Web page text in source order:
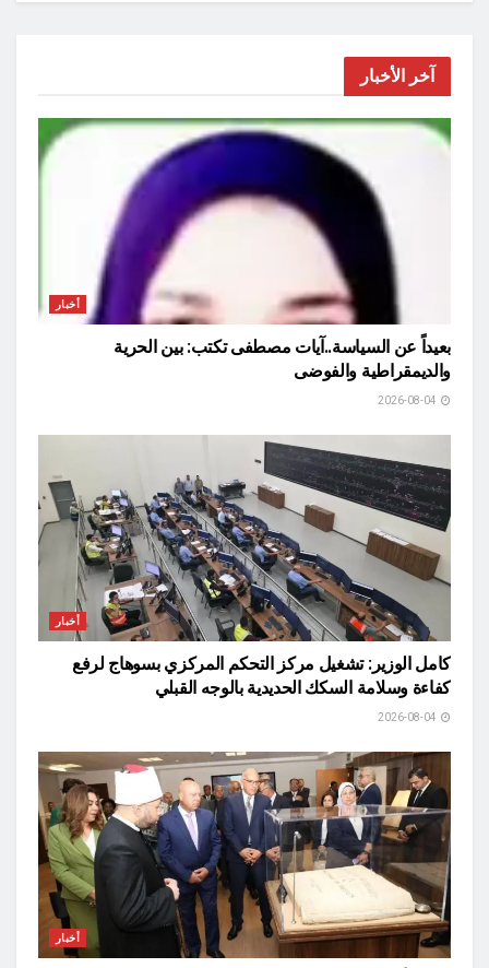
آخر الأخبار
أخبار
بعيداً عن السياسة..آيات مصطفى تكتب: بين الحرية
والديمقراطية والفوضى
أخبار
كامل الوزير: تشغيل مركز التحكم المركزي بسوهاج لرفع
كفاءة وسلامة السكك الحديدية بالوجه القبلي
أخبار